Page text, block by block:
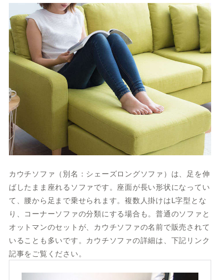
カウチソファ（別名：シェーズロングソファ）は、足を伸
ばしたまま座れるソファです。座面が長い形状になってい
て、腰から足まで乗せられます。複数人掛けはL字型とな
り、コーナーソファの分類にする場合も。普通のソファと
オットマンのセットが、カウチソファの名前で販売されて
いることも多いです。カウチソファの詳細は、下記リンク
記事をご覧ください。